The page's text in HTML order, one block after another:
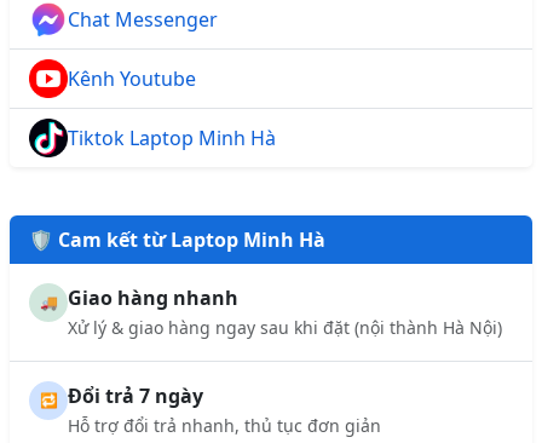
Chat Messenger
Kênh Youtube
Tiktok Laptop Minh Hà
🛡️ Cam kết từ Laptop Minh Hà
🚚 Giao hàng nhanh
Xử lý & giao hàng ngay sau khi đặt (nội thành Hà Nội)
🔁 Đổi trả 7 ngày
Hỗ trợ đổi trả nhanh, thủ tục đơn giản